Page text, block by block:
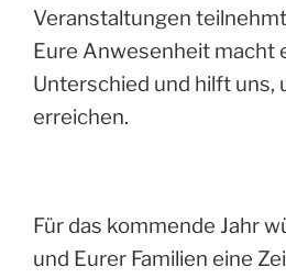
Veranstaltungen
Eure Anwesenheit macht
Unterschied und hilft uns,
erreichen.
Für das kommende Jahr
und Eurer Familien eine